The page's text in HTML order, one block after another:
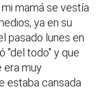
mamá se vestía
ya en su
pasado lunes en
"del todo" y que
era muy
estaba cansada